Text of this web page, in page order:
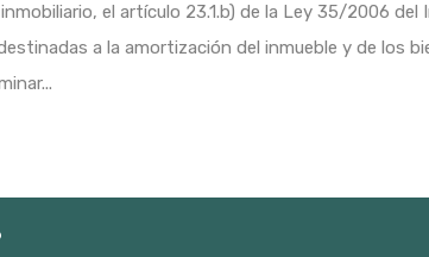
el artículo 23.1.b) de la Ley 35/2006
a la amortización del inmueble y de los